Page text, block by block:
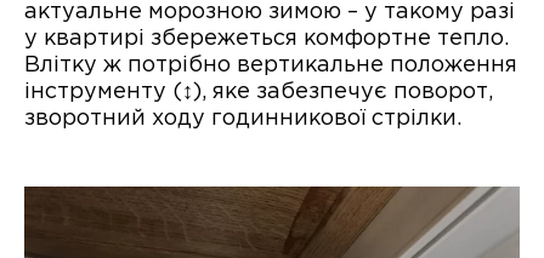
актуальне морозною зимою – у такому разі
у квартирі збережеться комфортне тепло.
Влітку ж потрібно вертикальне положення
інструменту (↕), яке забезпечує поворот,
зворотний ходу годинникової стрілки.